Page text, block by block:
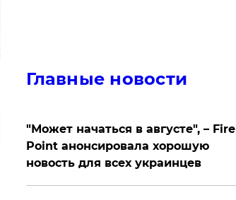
Главные новости
"Может начаться в августе", – Fire
Point анонсировала хорошую
новость для всех украинцев